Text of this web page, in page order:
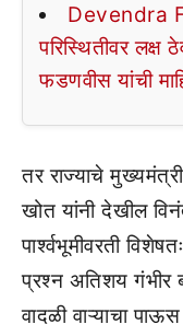
Devendra
परिस्थितीवर लक्ष
फडणवीस यांची
तर राज्याचे
खोत यांनी देखील
पार्श्वभूमीवरती
प्रश्न अतिशय गंभीर
वादळी वाऱ्याचा